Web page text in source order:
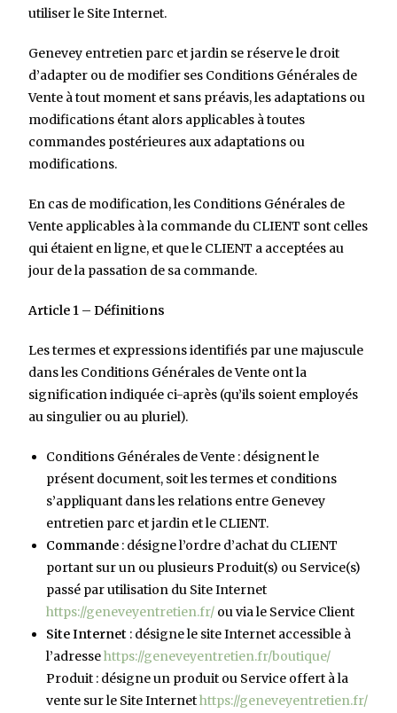
utiliser le Site Internet.
Genevey entretien parc et jardin se réserve le droit
d’adapter ou de modifier ses Conditions Générales de
Vente à tout moment et sans préavis, les adaptations ou
modifications étant alors applicables à toutes
commandes postérieures aux adaptations ou
modifications.
En cas de modification, les Conditions Générales de
Vente applicables à la commande du CLIENT sont celles
qui étaient en ligne, et que le CLIENT a acceptées au
jour de la passation de sa commande.
Article 1 – Définitions
Les termes et expressions identifiés par une majuscule
dans les Conditions Générales de Vente ont la
signification indiquée ci-après (qu’ils soient employés
au singulier ou au pluriel).
Conditions Générales de Vente : désignent le
présent document, soit les termes et conditions
s’appliquant dans les relations entre Genevey
entretien parc et jardin et le CLIENT.
Commande : désigne l’ordre d’achat du CLIENT
portant sur un ou plusieurs Produit(s) ou Service(s)
passé par utilisation du Site Internet
https://geneveyentretien.fr/ ou via le Service Client
Site Internet : désigne le site Internet accessible à
l’adressehttps://geneveyentretien.fr/boutique/
Produit : désigne un produit ou Service offert à la
vente sur le Site Internethttps://geneveyentretien.fr/